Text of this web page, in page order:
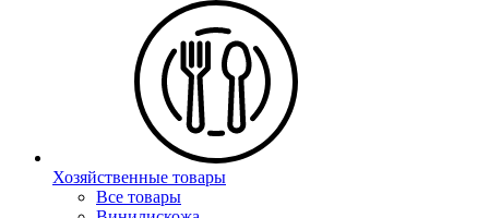
Хозяйственные товары
Все товары